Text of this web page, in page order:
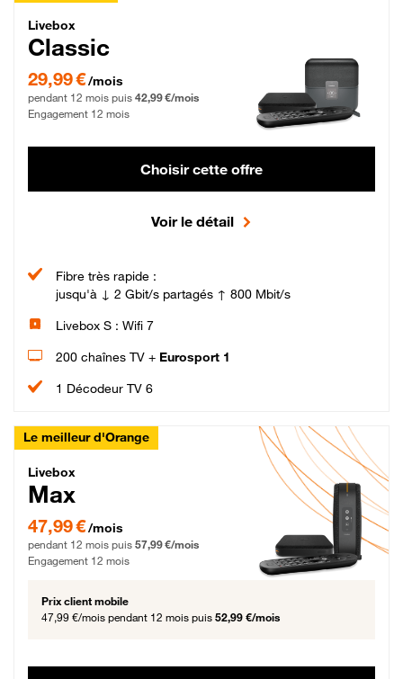
Livebox Classic Fibre
Livebox
Classic
29,99 € par mois pendant 12 mois puis 42,99 € par mois, Engagement 12 mois
29,99 €/mois
pendant 12 mois puis 42,99 €/mois
Engagement 12 mois
Choisir cette offre
Voir le détail
Fibre très rapide :
jusqu'à ↓ 2 Gbit/s partagés ↑ 800 Mbit/s
Livebox S : Wifi 7
200 chaînes TV + Eurosport 1
1 Décodeur TV 6
Le meilleur d'Orange
Livebox Max Fibre
Livebox
Max
47,99 € par mois pendant 12 mois puis 57,99 € par mois, Engagement 12 mois
47,99 €/mois
pendant 12 mois puis 57,99 €/mois
Engagement 12 mois
Prix client mobile
47,99 €/mois pendant 12 mois puis 52,99 €/mois